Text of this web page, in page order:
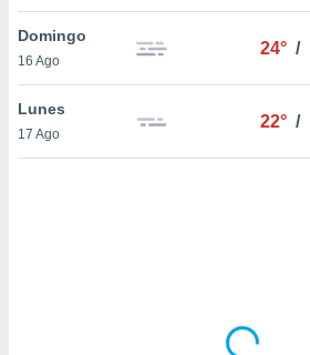
el sitio
ni para
o
Domingo
16 Ago
24° /
Lunes
17 Ago
22° /